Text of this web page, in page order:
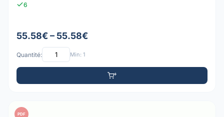
6
55.58€ – 55.58€
Quantité: Min: 1
PDF